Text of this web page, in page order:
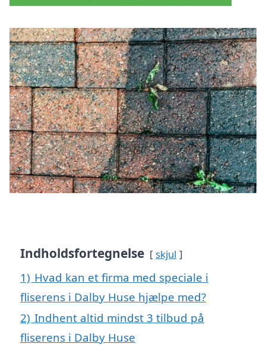
Indholdsfortegnelse skjul
1) Hvad kan et firma med speciale i
fliserens i Dalby Huse hjælpe med?
2) Indhent altid mindst 3 tilbud på
fliserens i Dalby Huse